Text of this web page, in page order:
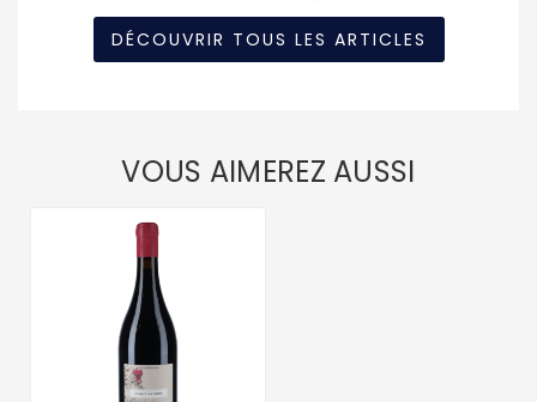
DÉCOUVRIR TOUS LES ARTICLES
VOUS AIMEREZ AUSSI